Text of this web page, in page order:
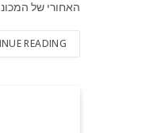
האחורי של
READING...